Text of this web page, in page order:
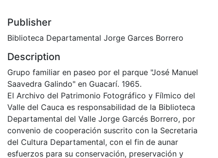
Publisher
Biblioteca Departamental Jorge Garces Borrero
Description
Grupo familiar en paseo por el parque "José Manuel
Saavedra Galindo" en Guacarí. 1965.
El Archivo del Patrimonio Fotográfico y Fílmico del
Valle del Cauca es responsabilidad de la Biblioteca
Departamental del Valle Jorge Garcés Borrero, por
convenio de cooperación suscrito con la Secretaria
del Cultura Departamental, con el fin de aunar
esfuerzos para su conservación, preservación y